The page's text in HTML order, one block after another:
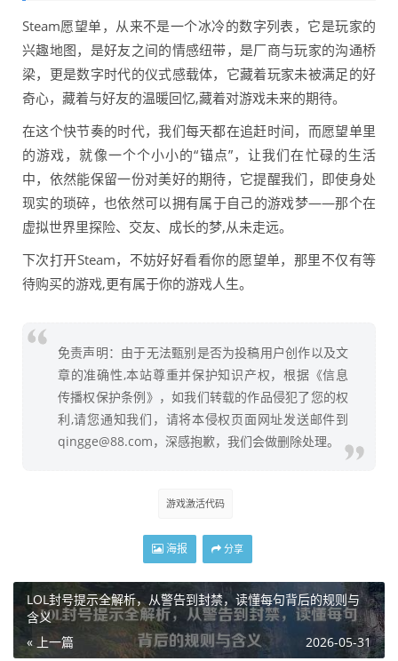
Steam愿望单，从来不是一个冰冷的数字列表，它是玩家的
兴趣地图，是好友之间的情感纽带，是厂商与玩家的沟通桥
梁，更是数字时代的仪式感载体，它藏着玩家未被满足的好
奇心，藏着与好友的温暖回忆,藏着对游戏未来的期待。
在这个快节奏的时代，我们每天都在追赶时间，而愿望单里
的游戏，就像一个个小小的“锚点”，让我们在忙碌的生活
中，依然能保留一份对美好的期待，它提醒我们，即使身处
现实的琐碎，也依然可以拥有属于自己的游戏梦——那个在
虚拟世界里探险、交友、成长的梦,从未走远。
下次打开Steam，不妨好好看看你的愿望单，那里不仅有等
待购买的游戏,更有属于你的游戏人生。
免责声明：由于无法甄别是否为投稿用户创作以及文
章的准确性,本站尊重并保护知识产权，根据《信息
传播权保护条例》，如我们转载的作品侵犯了您的权
利,请您通知我们，请将本侵权页面网址发送邮件到
qingge@88.com，深感抱歉，我们会做删除处理。
游戏激活代码
海报 分享
LOL封号提示全解析，从警告到封禁，读懂每句背后的规则与
含义
« 上一篇
2026-05-31